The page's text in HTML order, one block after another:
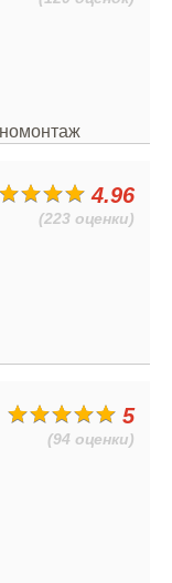
4.96
(223 оценки)
5
(94 оценки)